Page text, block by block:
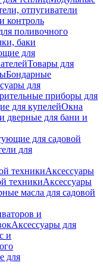
отпугиватели
контроль
поливочного
баки
для
Товары для
Бондарные
для
приборы для
для купелейОкна
дверные для бани и
для садовой
для
техникиАксессуары
техникиАксессуары
масла для садовой
и
Аксессуары для
и
для